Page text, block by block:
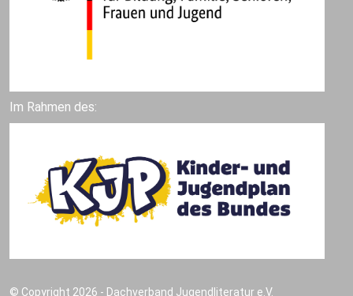
Im Rahmen des:
© Copyright 2026 - Dachverband Jugendliteratur e.V.